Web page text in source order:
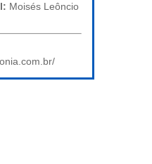
Moisés Leôncio